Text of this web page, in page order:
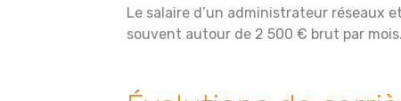
Le salaire d’un administrateur réseaux
souvent autour de 2 500 € brut par mois.